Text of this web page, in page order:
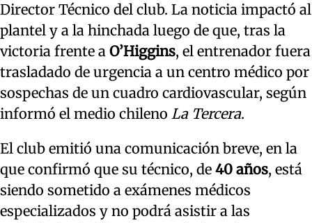
Director Técnico del club. La noticia impactó al
plantel y a la hinchada luego de que, tras la
victoria frente a O’Higgins, el entrenador fuera
trasladado de urgencia a un centro médico por
sospechas de un cuadro cardiovascular, según
informó el medio chileno La Tercera.
El club emitió una comunicación breve, en la
que confirmó que su técnico, de 40 años, está
siendo sometido a exámenes médicos
especializados y no podrá asistir a las